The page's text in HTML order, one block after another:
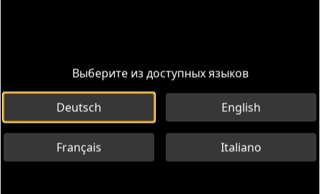
Маршруты Информация
Выберите из доступных языков
Deutsch English
Français Italiano